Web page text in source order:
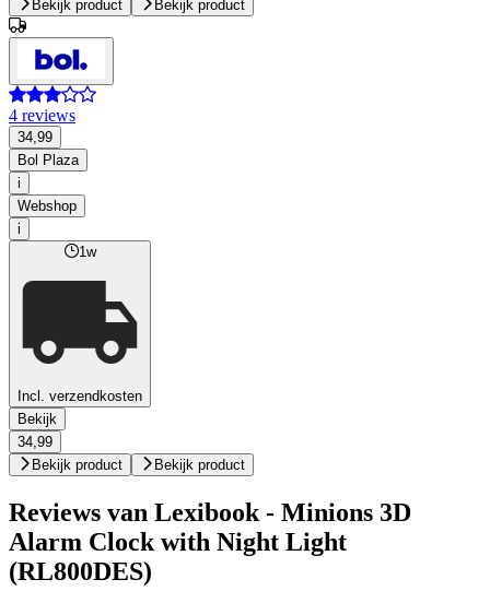
Bekijk product
Bekijk product
4 reviews
34,99
Bol Plaza
i
Webshop
i
1w
Incl. verzendkosten
Bekijk
34,99
Bekijk product
Bekijk product
Reviews van Lexibook - Minions 3D
Alarm Clock with Night Light
(RL800DES)